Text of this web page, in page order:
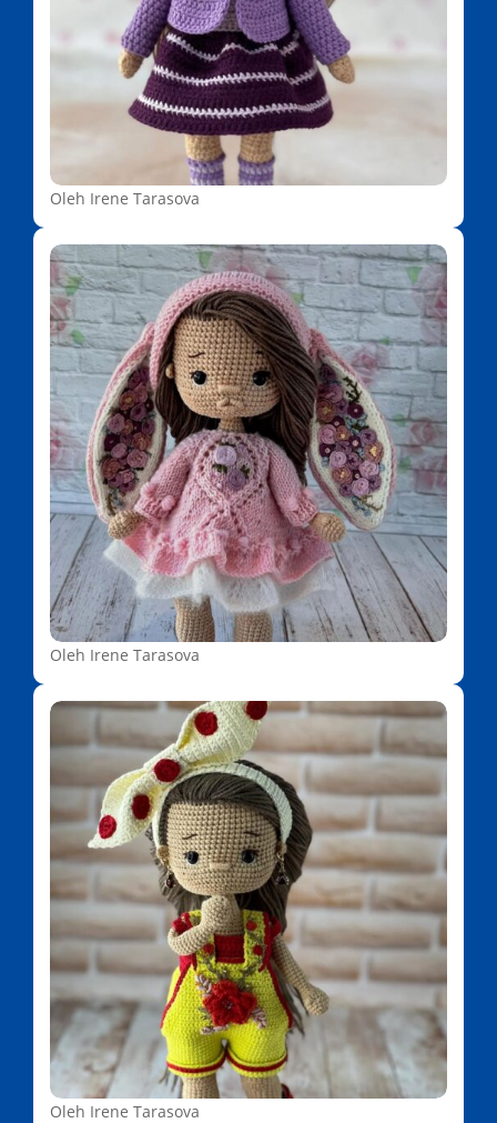
Oleh Irene Tarasova
Oleh Irene Tarasova
Oleh Irene Tarasova